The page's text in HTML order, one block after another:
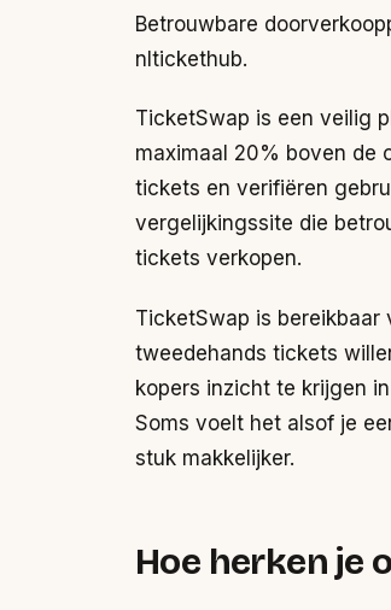
Betrouwbare
nltickethub.
TicketSwap is een veilig
maximaal 20% boven de
tickets en verifiëren
vergelijkingssite die
tickets verkopen.
TicketSwap is bereikbaar
tweedehands tickets
kopers inzicht te krijgen
Soms voelt het alsof je
stuk makkelijker.
Hoe herken je